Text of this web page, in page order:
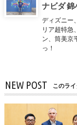
ナビダ 錦
ディズニー
リア超特急
ン、筒美京
っ！
NEW POST このラ